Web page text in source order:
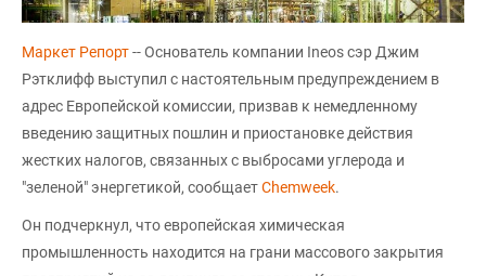
Маркет Репорт-- Основатель компании Ineos сэр Джим
Рэтклифф выступил с настоятельным предупреждением в
адрес Европейской комиссии, призвав к немедленному
введению защитных пошлин и приостановке действия
жестких налогов, связанных с выбросами углерода и
"зеленой" энергетикой, сообщаетChemweek.
Он подчеркнул, что европейская химическая
промышленность находится на грани массового закрытия